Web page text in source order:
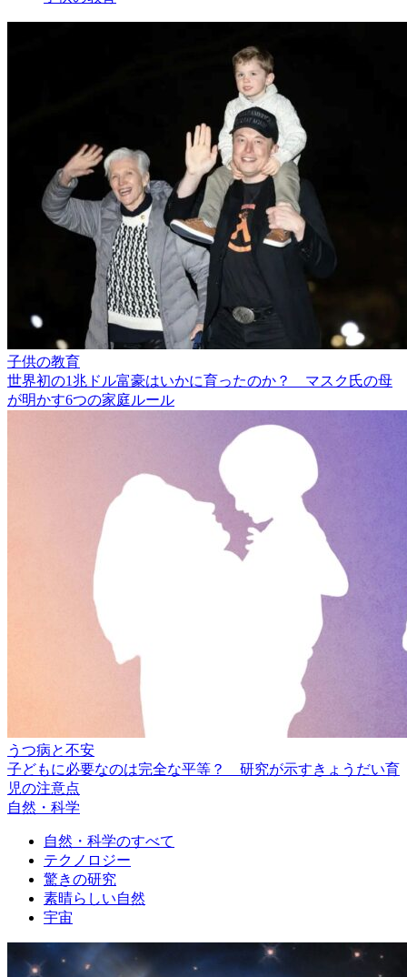
子供の教育
世界初の1兆ドル富豪はいかに育ったのか？ マスク氏の母
が明かす6つの家庭ルール
うつ病と不安
子どもに必要なのは完全な平等？ 研究が示すきょうだい育
児の注意点
自然・科学
自然・科学のすべて
テクノロジー
驚きの研究
素晴らしい自然
宇宙